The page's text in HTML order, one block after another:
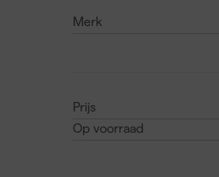
Merk
Prijs
Op voorraad